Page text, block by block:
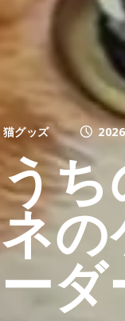
猫グッズ
う
ネの
ー